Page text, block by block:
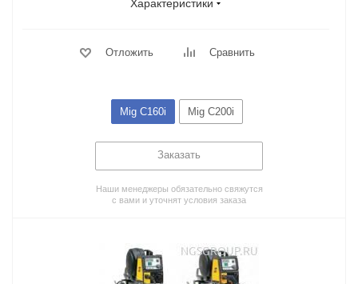
Характеристики
Отложить Сравнить
Mig C160i Mig C200i
Заказать
Наши менеджеры обязательно свяжутся
с вами и уточнят условия заказа